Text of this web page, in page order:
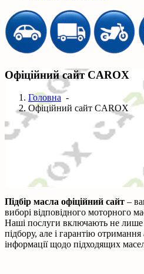
Офіційний сайт CAROX
Головна -
Офіційний сайт CAROX
Підбір масла офіційний сайт –
виборі відповідного моторного
Наші послуги включають не лише
підбору, але і гарантію отримання
інформації щодо підходящих